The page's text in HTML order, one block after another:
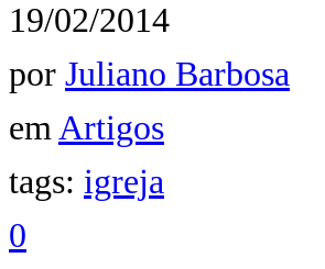
19/02/2014
por Juliano Barbosa
emArtigos
tags: igreja
0